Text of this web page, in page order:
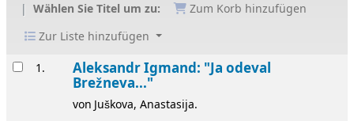
Wählen Sie Titel um zu:
Zum Korb hinzufügen
Zur Liste hinzufügen
Ergebnisse
1. Aleksandr Igmand: "Ja odeval
Brežneva..."
vonJuškova, Anastasija.